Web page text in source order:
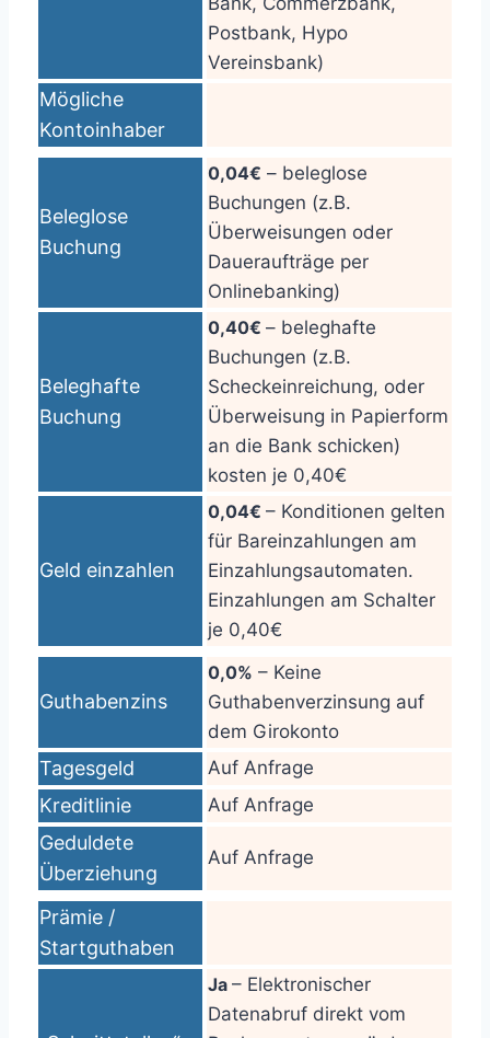
Postbank, Hypo
Vereinsbank)
Mögliche
Kontoinhaber
Beleglose
Buchung
0,04€ – beleglose
Buchungen (z.B.
Überweisungen oder
Daueraufträge per
Onlinebanking)
Beleghafte
Buchung
0,40€ – beleghafte
Buchungen (z.B.
Scheckeinreichung, oder
Überweisung in Papierform
an die Bank schicken)
kosten je 0,40€
Geld einzahlen
0,04€ – Konditionen gelten
für Bareinzahlungen am
Einzahlungsautomaten.
Einzahlungen am Schalter
je 0,40€
Guthabenzins
0,0% – Keine
Guthabenverzinsung auf
dem Girokonto
Tagesgeld Auf Anfrage
Kreditlinie Auf Anfrage
Geduldete
Überziehung
Auf Anfrage
Prämie /
Startguthaben
Ja – Elektronischer
Datenabruf direkt vom